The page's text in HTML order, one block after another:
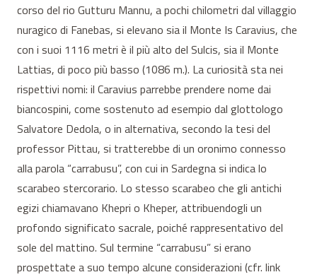
corso del rio Gutturu Mannu, a pochi chilometri dal villaggio
nuragico di Fanebas, si elevano sia il Monte Is Caravius, che
con i suoi 1116 metri è il più alto del Sulcis, sia il Monte
Lattias, di poco più basso (1086 m.). La curiosità sta nei
rispettivi nomi: il Caravius parrebbe prendere nome dai
biancospini, come sostenuto ad esempio dal glottologo
Salvatore Dedola, o in alternativa, secondo la tesi del
professor Pittau, si tratterebbe di un oronimo connesso
alla parola “carrabusu”, con cui in Sardegna si indica lo
scarabeo stercorario. Lo stesso scarabeo che gli antichi
egizi chiamavano Khepri o Kheper, attribuendogli un
profondo significato sacrale, poiché rappresentativo del
sole del mattino. Sul termine “carrabusu” si erano
prospettate a suo tempo alcune considerazioni (cfr. link